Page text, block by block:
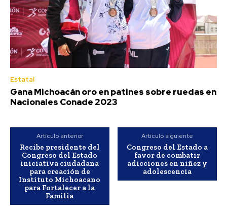
Estatal
Gana Michoacán oro en patines sobre ruedas en
Nacionales Conade 2023
Artículo anterior
Recibe presidente del
Congreso del Estado
iniciativa ciudadana
para creación de
Instituto Michoacano
para Fortalecer a la
Familia
Artículo siguiente
Congreso del Estado a
favor de combatir
adicciones en niñez y
adolescencia